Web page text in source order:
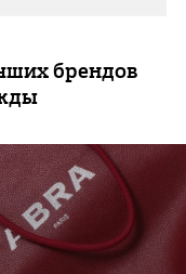
брендов